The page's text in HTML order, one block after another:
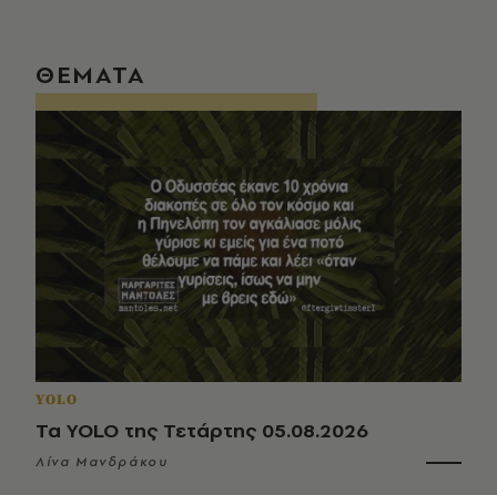
ΘΕΜΑΤΑ
YOLO
Τα YOLO της Τετάρτης 05.08.2026
Λίνα Μανδράκου